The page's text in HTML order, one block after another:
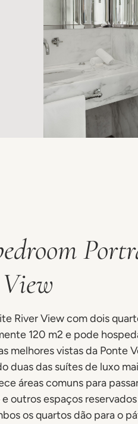
River View com dois
120 m2 e pode
melhores vistas da Ponte
duas das suítes de luxo
áreas comuns para
outros espaços
os quartos dão para o